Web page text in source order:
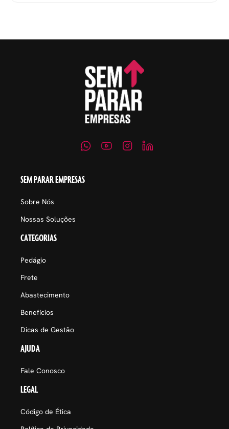
SEM PARAR EMPRESAS
Sobre Nós
Nossas Soluções
CATEGORIAS
Pedágio
Frete
Abastecimento
Benefícios
Dicas de Gestão
AJUDA
Fale Conosco
LEGAL
Código de Ética